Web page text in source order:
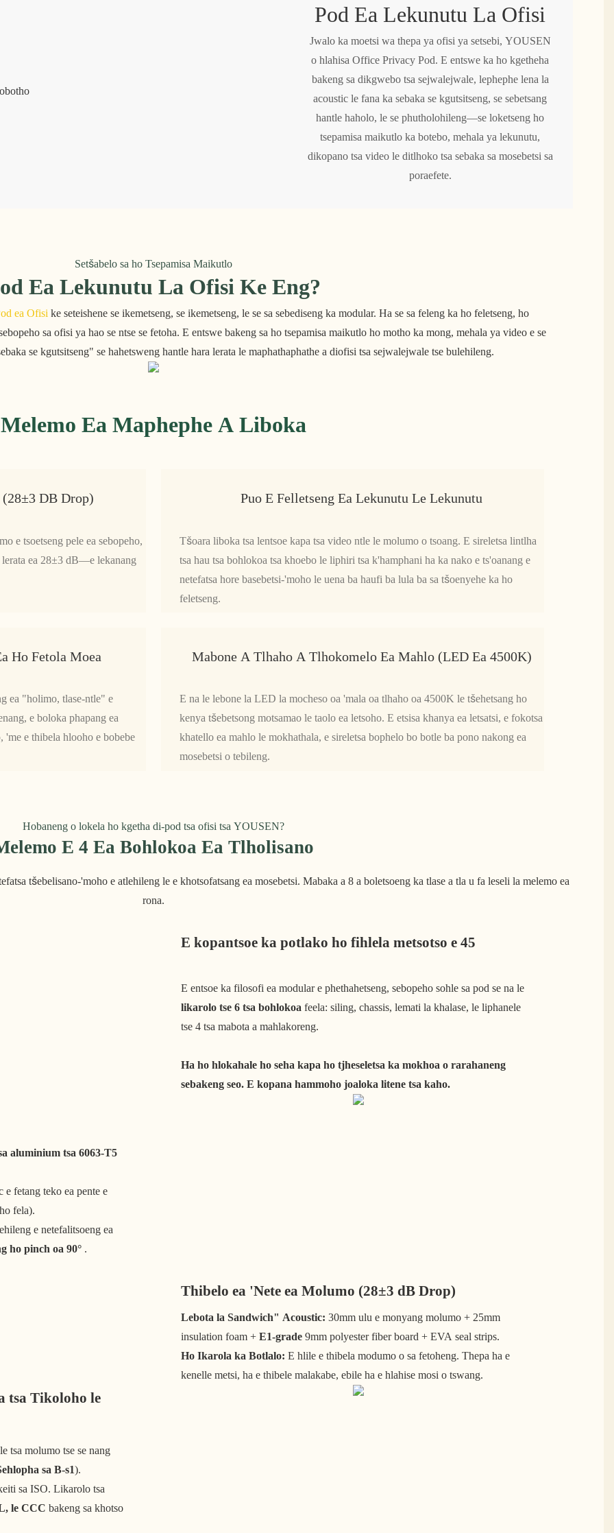
Pod Ea Lekunutu La Ofisi
Jwalo ka moetsi wa thepa ya ofisi ya setsebi, YOUSEN
o hlahisa Office Privacy Pod. E entswe ka ho kgetheha
bakeng sa dikgwebo tsa sejwalejwale, lephephe lena la
acoustic le fana ka sebaka se kgutsitseng, se sebetsang
hantle haholo, le se phutholohileng—se loketseng ho
tsepamisa maikutlo ka botebo, mehala ya lekunutu,
dikopano tsa video le ditlhoko tsa sebaka sa mosebetsi sa
poraefete.
Setšabelo sa ho Tsepamisa Maikutlo
Ea Lekunutu La Ofisi Ke Eng?
ea Ofisi ke seteishene se ikemetseng, se ikemetseng, le se sa sebediseng ka modular. Ha se sa feleng ka ho feletseng, ho
sa ofisi ya hao se ntse se fetoha. E entswe bakeng sa ho tsepamisa maikutlo ho motho ka mong, mehala ya video e se
se kgutsitseng" se hahetsweng hantle hara lerata le maphathaphathe a diofisi tsa sejwalejwale tse bulehileng.
Melemo Ea Maphephe A Liboka
DB Drop)
e tsoetseng pele ea sebopeho,
lerata ea 28±3 dB—e lekanang
Puo E Felletseng Ea Lekunutu Le Lekunutu
Tšoara liboka tsa lentsoe kapa tsa video ntle le molumo o tsoang. E sireletsa lintlha
tsa hau tsa bohlokoa tsa khoebo le liphiri tsa k'hamphani ha ka nako e ts'oanang e
netefatsa hore basebetsi-'moho le uena ba haufi ba lula ba sa tšoenyehe ka ho
feletseng.
Ho Fetola Moea
ea "holimo, tlase-ntle" e
e boloka phapang ea
'me e thibela hlooho e bobebe
Mabone A Tlhaho A Tlhokomelo Ea Mahlo (LED Ea 4500K)
E na le lebone la LED la mocheso oa 'mala oa tlhaho oa 4500K le tšehetsang ho
kenya tšebetsong motsamao le taolo ea letsoho. E etsisa khanya ea letsatsi, e fokotsa
khatello ea mahlo le mokhathala, e sireletsa bophelo bo botle ba pono nakong ea
mosebetsi o tebileng.
Hobaneng o lokela ho kgetha di-pod tsa ofisi tsa YOUSEN?
E 4 Ea Bohlokoa Ea Tlholisano
tšebelisano-'moho e atlehileng le e khotsofatsang ea mosebetsi. Mabaka a 8 a boletsoeng ka tlase a tla u fa leseli la melemo ea
rona.
E kopantsoe ka potlako ho fihlela metsotso e 45
E entsoe ka filosofi ea modular e phethahetseng, sebopeho sohle sa pod se na le
likarolo tse 6 tsa bohlokoa feela: siling, chassis, lemati la khalase, le liphanele
tse 4 tsa mabota a mahlakoreng.
Ha ho hlokahale ho seha kapa ho tjheseletsa ka mokhoa o rarahaneng
sebakeng seo. E kopana hammoho joaloka litene tsa kaho.
aluminium tsa 6063-T5
fetang teko ea pente e
fela).
e netefalitsoeng ea
ho pinch oa 90° .
Thibelo ea 'Nete ea Molumo (28±3 dB Drop)
Lebota la Sandwich" Acoustic: 30mm ulu e monyang molumo + 25mm
insulation foam +E1-grade 9mm polyester fiber board + EVA seal strips.
Ho Ikarola ka Botlalo: E hlile e thibela modumo o sa fetoheng. Thepa ha e
kenelle metsi, ha e thibele malakabe, ebile ha e hlahise mosi o tswang.
tsa Tikoloho le
tsa molumo tse se nang
sa B-s1).
sa ISO. Likarolo tsa
le CCC bakeng sa khotso